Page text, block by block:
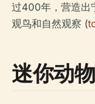
过400年，营造出
观鸟和自然观察 (
迷你动